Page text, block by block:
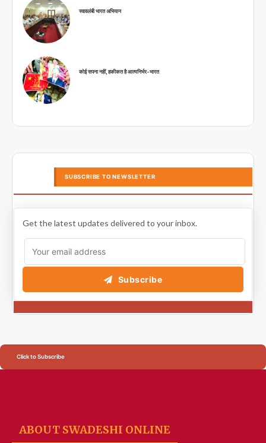
स्वावलंबी भारत अभियान
कोई सपना नहीं, हकीकत है आत्मनिर्भर-भारत
SUBSCRIBE TO NEWSLETTER
Get the latest updates delivered to your inbox.
Subscribe
Click to Subscribe
ABOUT SWADESHI ONLINE